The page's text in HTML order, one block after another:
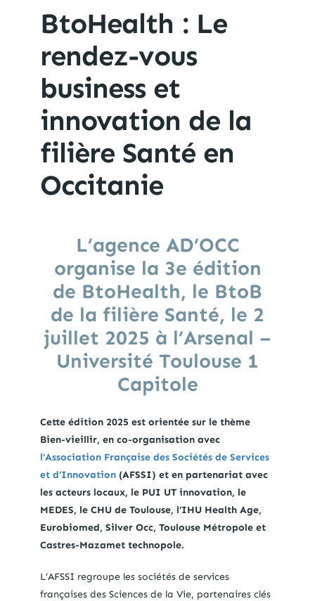
BtoHealth : Le
rendez-vous
business et
innovation de la
filière Santé en
Occitanie
L’agence AD’OCC
organise la 3e édition
de BtoHealth, le BtoB
de la filière Santé, le 2
juillet 2025 à l’Arsenal –
Université Toulouse 1
Capitole
Cette édition 2025 est orientée sur le thème
Bien-vieillir, en co-organisation avec
l’Association Française des Sociétés de Services
et d’Innovation(AFSSI) et en partenariat avec
les acteurs locaux, le PUI UT innovation, le
MEDES, le CHU de Toulouse, l’IHU Health Age,
Eurobiomed, Silver Occ, Toulouse Métropole et
Castres-Mazamet technopole.
L’AFSSI regroupe les sociétés de services
françaises des Sciences de la Vie, partenaires clés